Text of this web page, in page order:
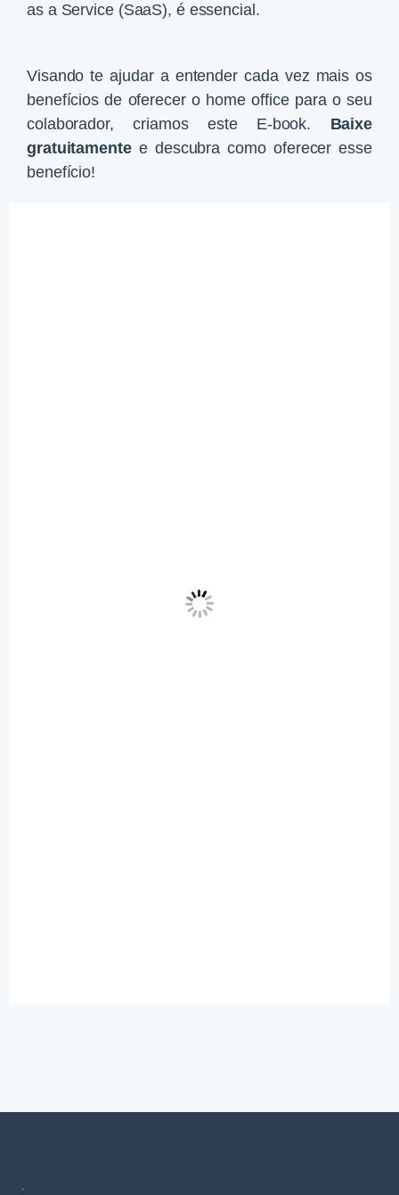
as a Service (SaaS), é essencial.
Visando te ajudar a entendercada vez mais os
benefícios de oferecer o home office para o seu
colaborador, criamos este E-book. Baixe
gratuitamentee descubra como oferecer esse
benefício!